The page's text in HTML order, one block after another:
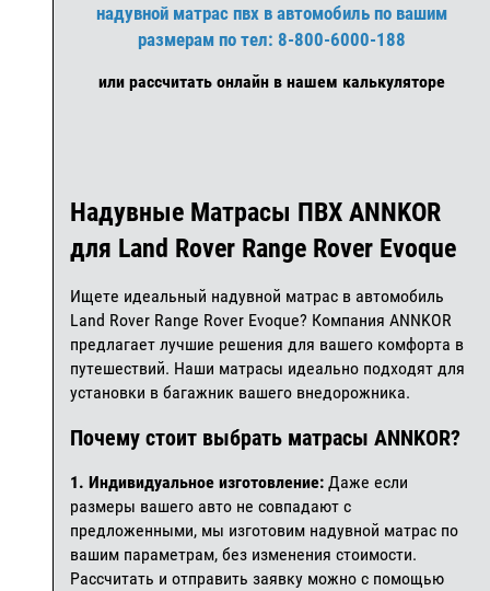
надувной матрас пвх в автомобиль по вашим
размерам по тел: 8-800-6000-188
или рассчитать онлайн в нашем калькуляторе
Надувные Матрасы ПВХ ANNKOR
для Land Rover Range Rover Evoque
Ищете идеальный надувной матрас в автомобиль
Land Rover Range Rover Evoque? Компания ANNKOR
предлагает лучшие решения для вашего комфорта в
путешествий. Наши матрасы идеально подходят для
установки в багажник вашего внедорожника.
Почему стоит выбрать матрасы ANNKOR?
1. Индивидуальное изготовление: Даже если
размеры вашего авто не совпадают с
предложенными, мы изготовим надувной матрас по
вашим параметрам, без изменения стоимости.
Рассчитать и отправить заявку можно с помощью